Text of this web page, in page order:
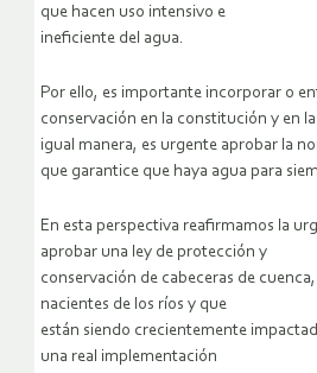
que hacen uso intensivo e
ineficiente del agua.
Por ello, es importante incorporar o
conservación en la constitución y en
igual manera, es urgente aprobar la
que garantice que haya agua para
En esta perspectiva reafirmamos la
aprobar una ley de protección y
conservación de cabeceras de
nacientes de los ríos y que
están siendo crecientemente
una real implementación